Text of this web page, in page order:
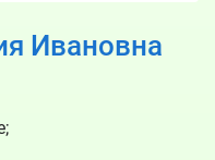
Ивановна